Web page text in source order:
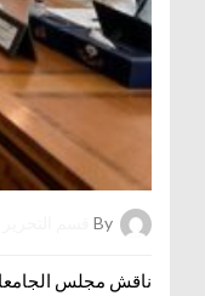
By
ناقش مجلس